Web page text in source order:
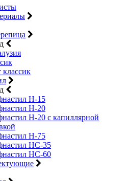
классик
Н-15
Н-20
Н-20 с капиллярной
Н-75
НС-35
НС-60